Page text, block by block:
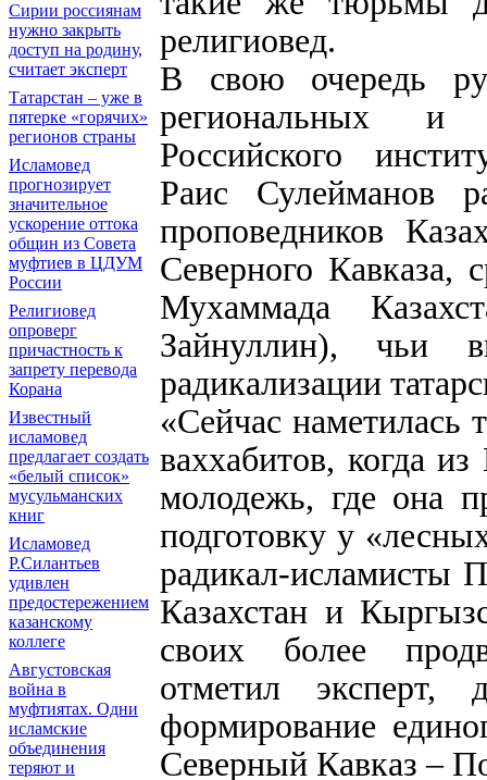
Сирии россиянам
нужно закрыть
доступ на родину,
считает эксперт
Татарстан – уже в
пятерке «горячих»
регионов страны
Исламовед
прогнозирует
значительное
ускорение оттока
общин из Совета
муфтиев в ЦДУМ
России
Религиовед
опроверг
причастность к
запрету перевода
Корана
Известный
исламовед
предлагает создать
«белый список»
мусульманских
книг
Исламовед
Р.Силантьев
удивлен
предостережением
казанскому
коллеге
Августовская
война в
муфтиятах. Одни
исламские
объединения
теряют и
религиовед.
В свою очередь
региональных и
Российского
Раис Сулейманов
проповедников
Северного Кавказа,
Мухаммада
Зайнуллин), чьи
радикализации
«Сейчас наметилась
ваххабитов, когда
молодежь, где она
подготовку у
радикал-исламисты
Казахстан и
своих более
отметил эксперт,
формирование
Северный Кавказ –